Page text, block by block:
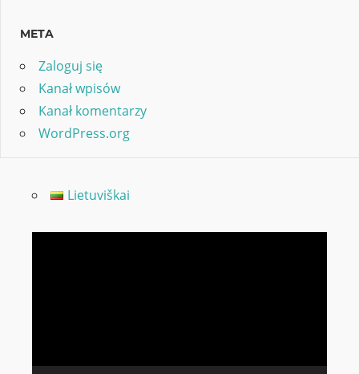
META
Zaloguj się
Kanał wpisów
Kanał komentarzy
WordPress.org
Lietuviškai